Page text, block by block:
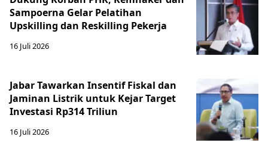
Sampoerna Gelar Pelatihan
Upskilling dan Reskilling Pekerja
16 Juli 2026
Jabar Tawarkan Insentif Fiskal dan
Jaminan Listrik untuk Kejar Target
Investasi Rp314 Triliun
16 Juli 2026